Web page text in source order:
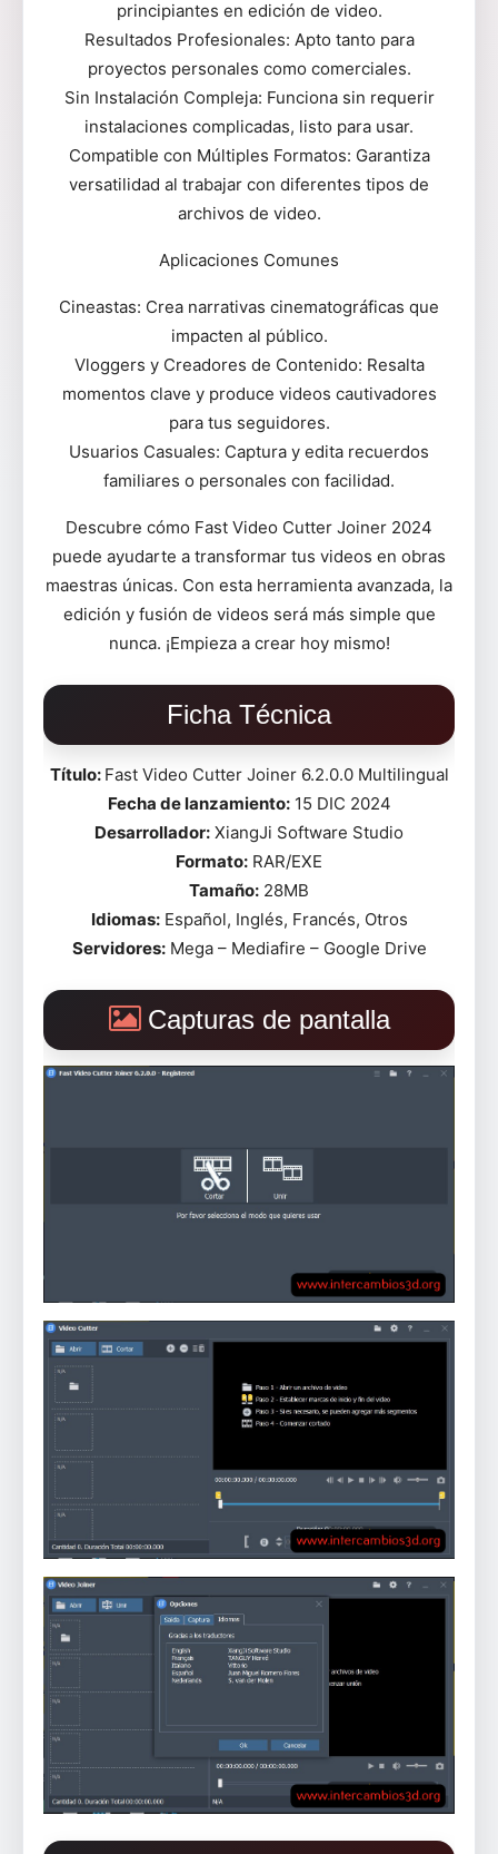
principiantes en edición de video.
Resultados Profesionales: Apto tanto para
proyectos personales como comerciales.
Sin Instalación Compleja: Funciona sin requerir
instalaciones complicadas, listo para usar.
Compatible con Múltiples Formatos: Garantiza
versatilidad al trabajar con diferentes tipos de
archivos de video.
Aplicaciones Comunes
Cineastas: Crea narrativas cinematográficas que
impacten al público.
Vloggers y Creadores de Contenido: Resalta
momentos clave y produce videos cautivadores
para tus seguidores.
Usuarios Casuales: Captura y edita recuerdos
familiares o personales con facilidad.
Descubre cómo Fast Video Cutter Joiner 2024
puede ayudarte a transformar tus videos en obras
maestras únicas. Con esta herramienta avanzada, la
edición y fusión de videos será más simple que
nunca. ¡Empieza a crear hoy mismo!
Ficha Técnica
Título: Fast Video Cutter Joiner 6.2.0.0 Multilingual
Fecha de lanzamiento:15 DIC 2024
Desarrollador: XiangJi Software Studio
Formato: RAR/EXE
Tamaño: 28MB
Idiomas:Español, Inglés, Francés, Otros
Servidores:Mega – Mediafire – Google Drive
Capturas de pantalla